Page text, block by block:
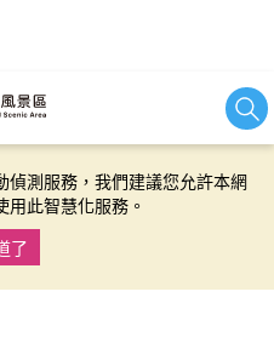
續優化網站服務，並有助於為
偵測服務，我們建議您允許本網
此智慧化服務。
了